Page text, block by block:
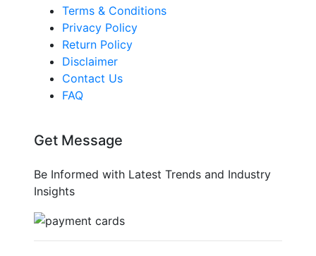
Terms & Conditions
Privacy Policy
Return Policy
Disclaimer
Contact Us
FAQ
Get Message
Be Informed with Latest Trends and Industry
Insights